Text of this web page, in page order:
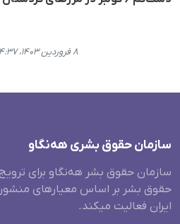
۸ فروردین ۱۴۰۳، ۱۴:۳۷
سازمان حقوق بشری هەنگاو
سازمان حقوق بشر هه‌نگاو برای
حقوق بشر بر اساس معیارهای
ایران فعالیت میکند.